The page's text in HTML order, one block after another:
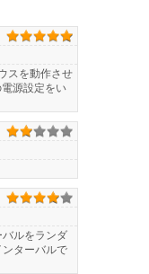
スを動作させ
源設定をい
ルをランダ
ターバルで